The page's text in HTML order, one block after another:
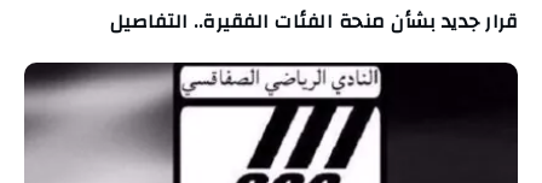
قرار جديد بشأن منحة الفئات الفقيرة.. التفاصيل